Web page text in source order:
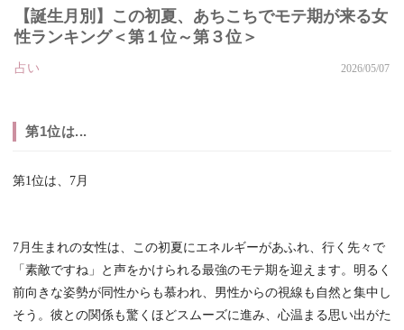
【誕生月別】この初夏、あちこちでモテ期が来る女
性ランキング＜第１位～第３位＞
占い 2026/05/07
第1位は...
第1位は、7月
7月生まれの女性は、この初夏にエネルギーがあふれ、行く先々で
「素敵ですね」と声をかけられる最強のモテ期を迎えます。明るく
前向きな姿勢が同性からも慕われ、男性からの視線も自然と集中し
そう。彼との関係も驚くほどスムーズに進み、心温まる思い出がた